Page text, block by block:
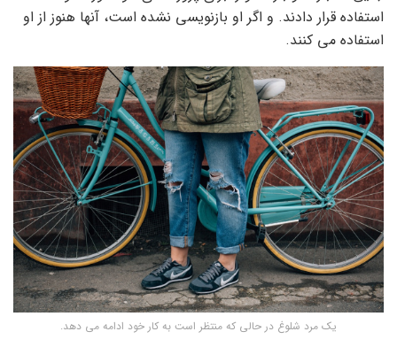
استفاده قرار دادند. و اگر او بازنویسی نشده است، آنها هنوز از او
استفاده می کنند.
یک مرد شلوغ در حالی که منتظر است به کار خود ادامه می دهد.